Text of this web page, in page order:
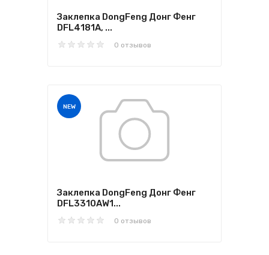
Заклепка DongFeng Донг Фенг
DFL4181A, ...
0 отзывов
NEW
Заклепка DongFeng Донг Фенг
DFL3310AW1...
0 отзывов